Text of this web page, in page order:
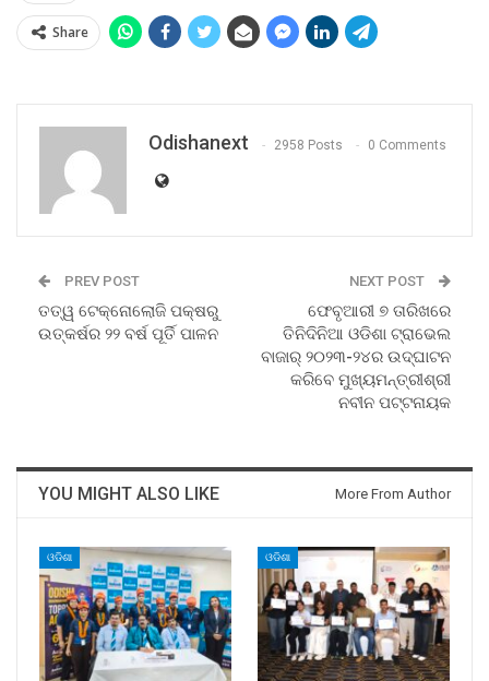
Share
Odishanext 2958 Posts 0 Comments
PREV POST
ତତ୍ୱ ଟେକ୍ନୋଲୋଜି ପକ୍ଷରୁ
ଉତ୍କର୍ଷର ୨୨ ବର୍ଷ ପୂର୍ତି ପାଳନ
NEXT POST
ଫେବୃଆରୀ ୭ ତାରିଖରେ
ତିନିଦିନିଆ ଓଡିଶା ଟ୍ରାଭେଲ
ବାଜାର୍ ୨୦୨୩-୨୪ର ଉଦ୍‌ଘାଟନ
କରିବେ ମୁଖ୍ୟମନ୍ତ୍ରୀଶ୍ରୀ
ନବୀନ ପଟ୍ଟନାୟକ
YOU MIGHT ALSO LIKE More From Author
ଓଡିଶା ଓଡିଶା